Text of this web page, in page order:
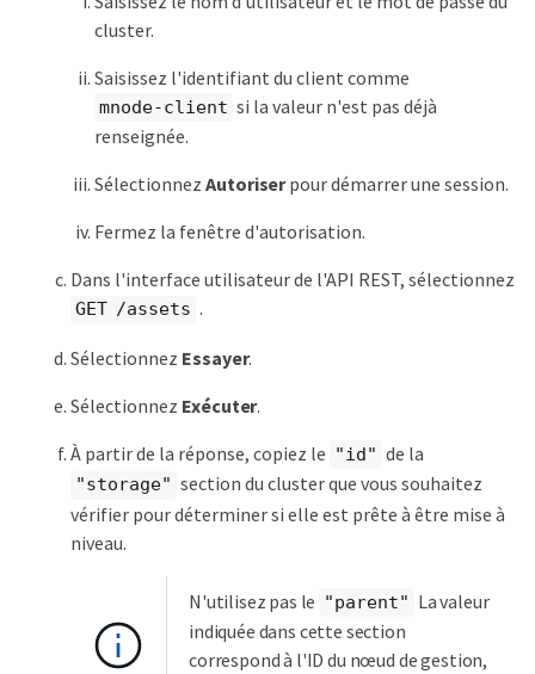
cluster.
Saisissez l'identifiant du client comme
mnode-client si la valeur n'est pas déjà
renseignée.
Sélectionnez Autoriserpour démarrer une session.
Fermez la fenêtre d'autorisation.
Dans l'interface utilisateur de l'API REST, sélectionnez
GET /assets .
Sélectionnez Essayer.
Sélectionnez Exécuter.
À partir de la réponse, copiez le "id" de la
"storage" section du cluster que vous souhaitez
vérifier pour déterminer si elle est prête à être mise à
niveau.
N'utilisez pas le "parent" La valeur
indiquée dans cette section
correspond à l'ID du nœud de gestion,